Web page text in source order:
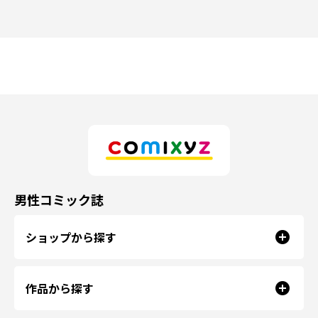
男性コミック誌
ショップから探す
作品から探す